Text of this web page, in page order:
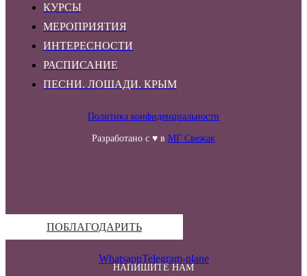
КУРСЫ
МЕРОПРИЯТИЯ
ИНТЕРЕСНОСТИ
РАСПИСАНИЕ
ПЕСНИ. ЛОШАДИ. КРЫМ
Политика конфиденциальности
Разработано с ♥ в МГ Свежак
ПОБЛАГОДАРИТЬ
НАПИШИТЕ НАМ
WhatsappTelegram-plane